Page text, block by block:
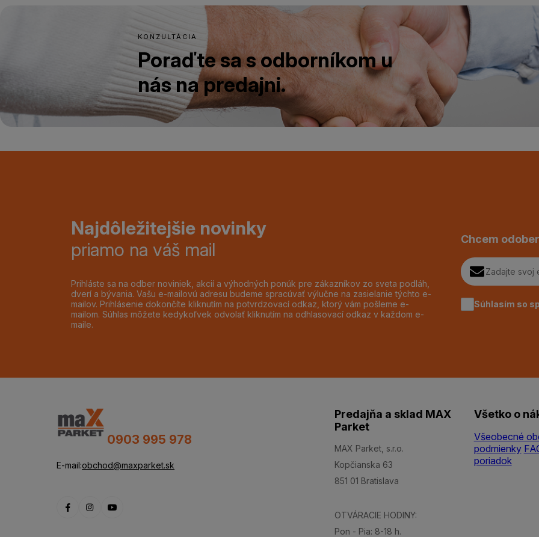
KONZULTÁCIA
Poraďte sa s odborníkom u
nás na predajni.
Najdôležitejšie novinky
priamo na váš mail
Prihláste sa na odber noviniek, akcií a výhodných ponúk pre zákazníkov zo sveta podláh,
dverí a bývania. Vašu e-mailovú adresu budeme spracúvať výlučne na zasielanie týchto e-
mailov. Prihlásenie dokončíte kliknutím na potvrdzovací odkaz, ktorý vám pošleme e-
mailom. Súhlas môžete kedykoľvek odvolať kliknutím na odhlasovací odkaz v každom e-
maile.
Chcem
Súhlasím so
0903 995 978
E-mail:obchod@maxparket.sk
Predajňa a sklad MAX
Parket
MAX Parket, s.r.o.
Kopčianska 63
851 01 Bratislava
OTVÁRACIE HODINY:
Pon - Pia: 8-18 h.
Všetko o
Všeobecné
podmienky
poriadok